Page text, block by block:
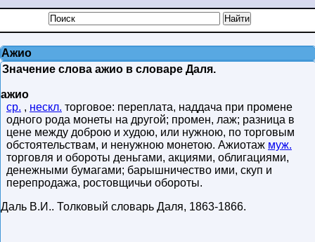
Ажио
Значение слова ажио в словаре Даля.
ажио
ср. , нескл. торговое: переплата, наддача при промене
одного рода монеты на другой; промен, лаж; разница в
цене между доброю и худою, или нужною, по торговым
обстоятельствам, и ненужною монетою. Ажиотаж муж.
торговля и обороты деньгами, акциями, облигациями,
денежными бумагами; барышничество ими, скуп и
перепродажа, ростовщичьи обороты.
Даль В.И.. Толковый словарь Даля, 1863-1866.